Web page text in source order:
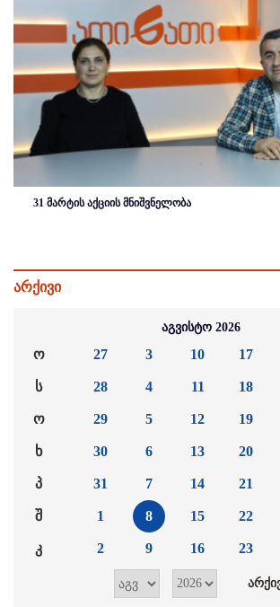
31 მარტის აქციის მნიშვნელობა
არქივი
აგვისტო 2026
ო
ს
ო
ხ
პ
შ
კ
27
28
29
30
31
1
2
3
4
5
6
7
8
9
10
11
12
13
14
15
16
17
18
19
20
21
22
23